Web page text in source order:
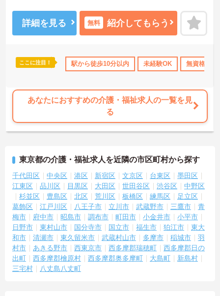
無資格OK 資格取得サポート 研修制度あり 産休･育休･
ください！
詳細を見る 無料 紹介してもらう
ここに注目！ 駅から徒歩10分以内 未経験OK 無資格OK
あなたにおすすめの介護・福祉求人の一覧を見
る
東京都の介護・福祉求人を近隣の市区町村から探す
千代田区 中央区 港区 新宿区 文京区 台東区
墨田区
江東区
品川区 目黒区 大田区 世田谷区 渋谷区
中野区
杉並区
豊島区 北区 荒川区 板橋区 練馬区
足立区
葛飾区
江戸川区 八王子市 立川市 武蔵野市 三鷹市
青
梅市
府中市 昭島市 調布市 町田市 小金井市
小平市
日野市
東村山市 国分寺市 国立市 福生市 狛江市
東大
和市
清瀬市 東久留米市 武蔵村山市 多摩市 稲城市
羽
村市
あきる野市 西東京市 西多摩郡瑞穂町
西多摩郡日の
出町
西多摩郡檜原村 西多摩郡奥多摩町 大島町
新島村
三宅村
八丈島八丈町